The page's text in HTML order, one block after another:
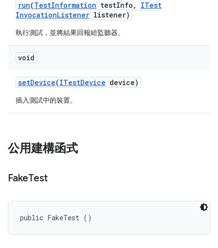
run(TestInformation testInfo ,
ITest
InvocationListener listener)
執行測試，並將結果回報給監聽器。
void
setDevice(ITestDevice device)
插入測試中的裝置。
公用建構函式
FakeTest
public FakeTest ()